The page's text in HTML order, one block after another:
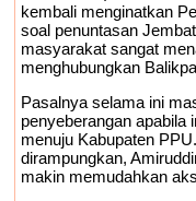
RSUD
Siapkan
Rp2,5
Kaltim
kembali menginatkan
soal penuntasan
masyarakat sangat
menghubungkan
Pasalnya selama ini
penyeberangan apabila
menuju Kabupaten
dirampungkan,
makin memudahkan